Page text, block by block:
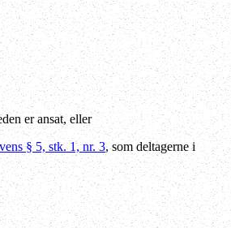
er ansat, eller
§ 5, stk. 1, nr. 3, som deltagerne i